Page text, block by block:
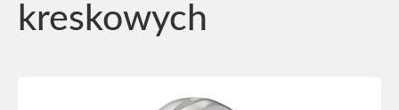
kreskowych